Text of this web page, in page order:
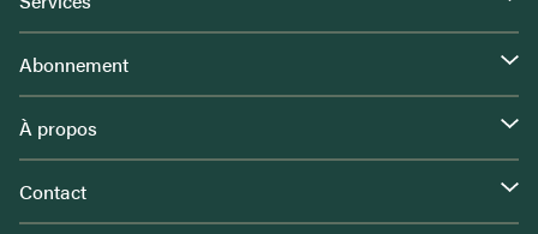
Abonnement
À propos
Contact